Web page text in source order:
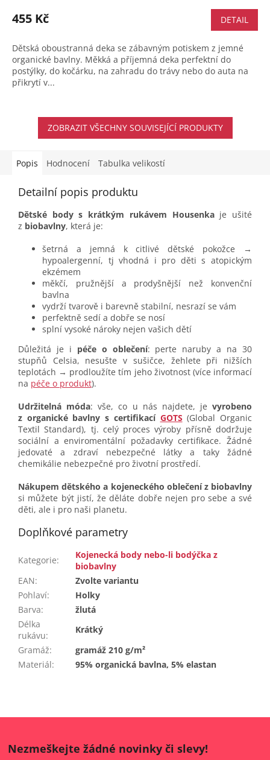
455 Kč DETAIL
Dětská oboustranná deka se zábavným potiskem z jemné
organické bavlny. Měkká a příjemná deka perfektní do
postýlky, do kočárku, na zahradu do trávy nebo do auta na
přikrytí v...
ZOBRAZIT VŠECHNY SOUVISEJÍCÍ PRODUKTY
Popis Hodnocení Tabulka velikostí
Detailní popis produktu
Dětské body s krátkým rukávem Housenka je ušité
z biobavlny, která je:
šetrná a jemná k citlivé dětské pokožce →
hypoalergenní, tj vhodná i pro děti s atopickým
ekzémem
měkčí, pružnější a prodyšnější než konvenční
bavlna
vydrží tvarově i barevně stabilní, nesrazí se vám
perfektně sedí a dobře se nosí
splní vysoké nároky nejen vašich dětí
Důležitá je i péče o oblečení: perte naruby a na 30
stupňů Celsia, nesušte v sušičce, žehlete při nižších
teplotách → prodloužíte tím jeho životnost (více informací
na péče o produkt).
Udržitelná móda: vše, co u nás najdete, je vyrobeno
z organické bavlny s certifikací GOTS (Global Organic
Textil Standard), tj. celý proces výroby přísně dodržuje
sociální a enviromentální požadavky certifikace. Žádné
jedovaté a zdraví nebezpečné látky a taky žádné
chemikálie nebezpečné pro životní prostředí.
Nákupem dětského a kojeneckého oblečení z biobavlny
si můžete být jistí, že děláte dobře nejen pro sebe a své
děti, ale i pro naši planetu.
Doplňkové parametry
Kategorie:
Kojenecká body nebo-li bodýčka z
biobavlny
EAN:
Zvolte variantu
Pohlaví:
Holky
Barva:
žlutá
Délka
rukávu:
Krátký
Gramáž:
gramáž 210 g/m²
Materiál: 95% organická bavlna, 5% elastan
Nezmeškejte žádné novinky či slevy!